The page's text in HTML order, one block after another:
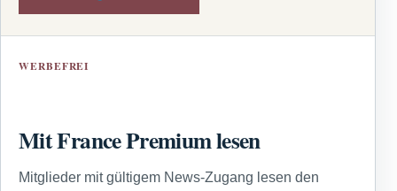
WERBEFREI
Mit France Premium lesen
Mitglieder mit gültigem News-Zugang lesen den